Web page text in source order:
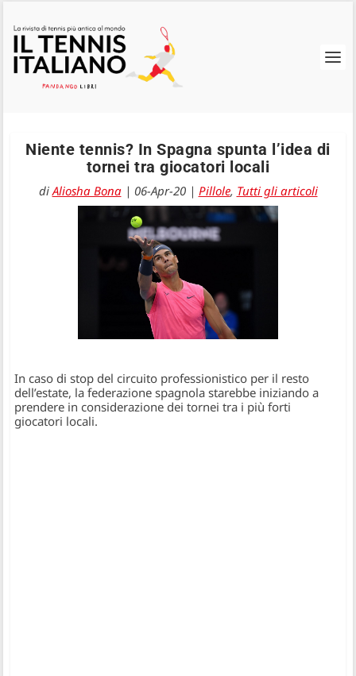
Niente tennis? In Spagna spunta l’idea di
tornei tra giocatori locali
diAliosha Bona| 06-Apr-20| Pillole, Tutti gli articoli
In caso di stop del circuito professionistico per il resto
dell’estate, la federazione spagnola starebbe iniziando a
prendere in considerazione dei tornei tra i più forti
giocatori locali.